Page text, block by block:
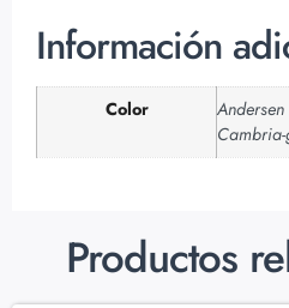
Información
Color
Productos